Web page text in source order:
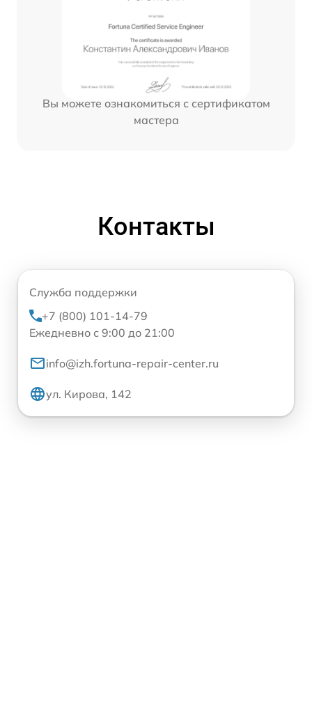
Вы можете ознакомиться с сертификатом
мастера
Контакты
Служба поддержки
+7 (800) 101-14-79
Ежедневно с 9:00 до 21:00
info@izh.fortuna-repair-center.ru
ул. Кирова, 142